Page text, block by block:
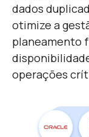
dados
otimize a
planeamento
operações